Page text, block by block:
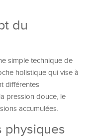
du
simple technique de
holistique qui vise à
différentes
pression douce, le
accumulées.
physiques